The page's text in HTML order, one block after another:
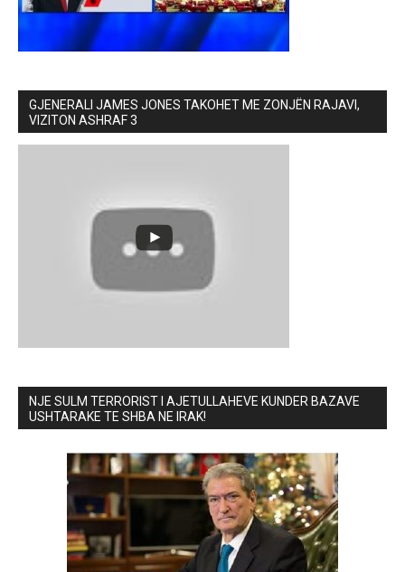
GJENERALI JAMES JONES TAKOHET ME ZONJËN RAJAVI,
VIZITON ASHRAF 3
NJE SULM TERRORIST I AJETULLAHEVE KUNDER BAZAVE
USHTARAKE TE SHBA NE IRAK!